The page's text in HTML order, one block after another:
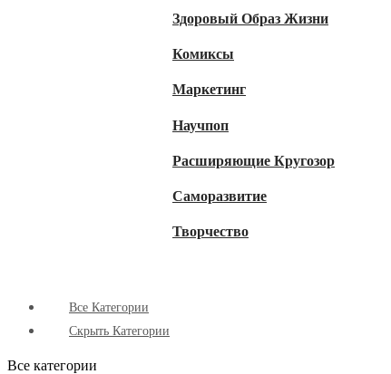
Здоровый Образ Жизни
Комиксы
Маркетинг
Научпоп
Расширяющие Кругозор
Cаморазвитие
Творчество
Все Категории
Скрыть Категории
Все категории